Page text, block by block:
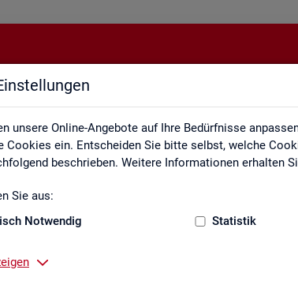
unsere Online-Angebote auf Ihre Bedürfnisse
Cookies ein. Entscheiden Sie bitte selbst, welche
beschrieben. Weitere Informationen erhalten
Sie aus:
Notwendig
Statistik
Realisierte Kurzarbeit